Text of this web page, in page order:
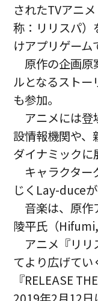
されたTVアニ
称：リリスパ）
けアプリゲーム
原作の企画原
ルとなるストー
も参加。
アニメには
設情報機関や、
ダイナミックに
キャラクタ
じくLay-duceが
音楽は、原作
陵平氏（
アニメ『リリ
てより広げてい
『RELEASE